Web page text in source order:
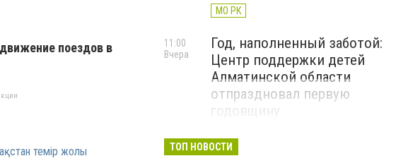
поездов в
темір жолы
МО РК
Год, наполненный заботой:
Центр поддержки детей
Алматинской области
отпраздновал первую
годовщину
11:00
Вчера
ТОП НОВОСТИ